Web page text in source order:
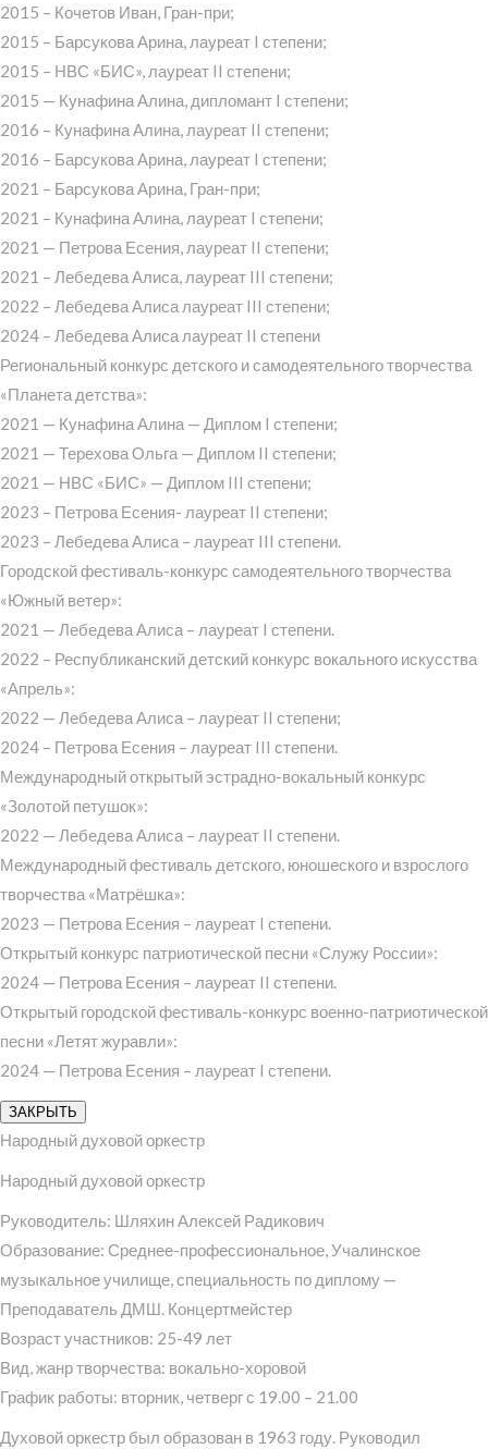
2015 – Кочетов Иван, Гран-при;
2015 – Барсукова Арина, лауреат I степени;
2015 – НВС «БИС», лауреат II степени;
2015 — Кунафина Алина, дипломант I степени;
2016 – Кунафина Алина, лауреат II степени;
2016 – Барсукова Арина, лауреат I степени;
2021 – Барсукова Арина, Гран-при;
2021 – Кунафина Алина, лауреат I степени;
2021 — Петрова Есения, лауреат II степени;
2021 – Лебедева Алиса, лауреат III степени;
2022 – Лебедева Алиса лауреат III степени;
2024 – Лебедева Алиса лауреат II степени
Региональный конкурс детского и самодеятельного творчества
«Планета детства»:
2021 — Кунафина Алина — Диплом I степени;
2021 — Терехова Ольга — Диплом II степени;
2021 — НВС «БИС» — Диплом III степени;
2023 – Петрова Есения- лауреат II степени;
2023 – Лебедева Алиса – лауреат III степени.
Городской фестиваль-конкурс самодеятельного творчества
«Южный ветер»:
2021 — Лебедева Алиса – лауреат I степени.
2022 – Республиканский детский конкурс вокального искусства
«Апрель»:
2022 — Лебедева Алиса – лауреат II степени;
2024 – Петрова Есения – лауреат III степени.
Международный открытый эстрадно-вокальный конкурс
«Золотой петушок»:
2022 — Лебедева Алиса – лауреат II степени.
Международный фестиваль детского, юношеского и взрослого
творчества «Матрёшка»:
2023 — Петрова Есения – лауреат I степени.
Открытый конкурс патриотической песни «Служу России»:
2024 — Петрова Есения – лауреат II степени.
Открытый городской фестиваль-конкурс военно-патриотической
песни «Летят журавли»:
2024 — Петрова Есения – лауреат I степени.
ЗАКРЫТЬ
Народный духовой оркестр
Народный духовой оркестр
Руководитель: Шляхин Алексей Радикович
Образование: Среднее-профессиональное, Учалинское
музыкальное училище, специальность по диплому —
Преподаватель ДМШ. Концертмейстер
Возраст участников: 25-49 лет
Вид, жанр творчества: вокально-хоровой
График работы: вторник, четверг с 19.00 – 21.00
Духовой оркестр был образован в 1963 году. Руководил